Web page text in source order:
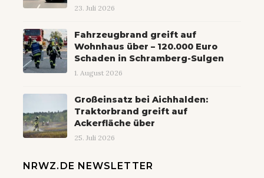
23. Juli 2026
Fahrzeugbrand greift auf
Wohnhaus über – 120.000 Euro
Schaden in Schramberg-Sulgen
1. August 2026
Großeinsatz bei Aichhalden:
Traktorbrand greift auf
Ackerfläche über
25. Juli 2026
NRWZ.DE NEWSLETTER